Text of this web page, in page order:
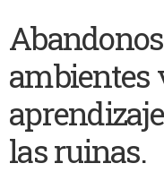
ambientes
las ruinas.